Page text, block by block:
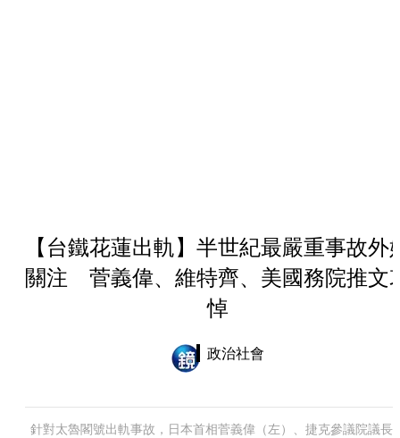
【台鐵花蓮出軌】半世紀最嚴重事故外
關注 菅義偉、維特齊、美國務院推文
悼
政治社會
針對太魯閣號出軌事故，日本首相菅義偉（左）、捷克參議院議長